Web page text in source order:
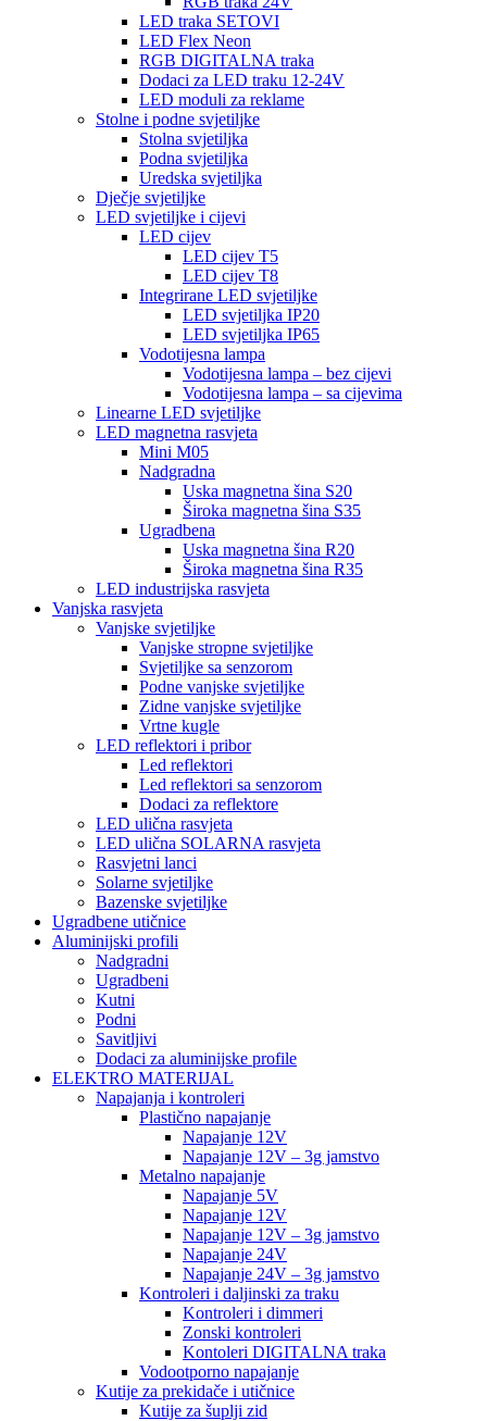
LED traka SETOVI
LED Flex Neon
RGB DIGITALNA traka
Dodaci za LED traku 12-24V
LED moduli za reklame
Stolne i podne svjetiljke
Stolna svjetiljka
Podna svjetiljka
Uredska svjetiljka
Dječje svjetiljke
LED svjetiljke i cijevi
LED cijev
LED cijev T5
LED cijev T8
Integrirane LED svjetiljke
LED svjetiljka IP20
LED svjetiljka IP65
Vodotijesna lampa
Vodotijesna lampa – bez cijevi
Vodotijesna lampa – sa cijevima
Linearne LED svjetiljke
LED magnetna rasvjeta
Mini M05
Nadgradna
Uska magnetna šina S20
Široka magnetna šina S35
Ugradbena
Uska magnetna šina R20
Široka magnetna šina R35
LED industrijska rasvjeta
Vanjska rasvjeta
Vanjske svjetiljke
Vanjske stropne svjetiljke
Svjetiljke sa senzorom
Podne vanjske svjetiljke
Zidne vanjske svjetiljke
Vrtne kugle
LED reflektori i pribor
Led reflektori
Led reflektori sa senzorom
Dodaci za reflektore
LED ulična rasvjeta
LED ulična SOLARNA rasvjeta
Rasvjetni lanci
Solarne svjetiljke
Bazenske svjetiljke
Ugradbene utičnice
Aluminijski profili
Nadgradni
Ugradbeni
Kutni
Podni
Savitljivi
Dodaci za aluminijske profile
ELEKTRO MATERIJAL
Napajanja i kontroleri
Plastično napajanje
Napajanje 12V
Napajanje 12V – 3g jamstvo
Metalno napajanje
Napajanje 5V
Napajanje 12V
Napajanje 12V – 3g jamstvo
Napajanje 24V
Napajanje 24V – 3g jamstvo
Kontroleri i daljinski za traku
Kontroleri i dimmeri
Zonski kontroleri
Kontoleri DIGITALNA traka
Vodootporno napajanje
Kutije za prekidače i utičnice
Kutije za šuplji zid